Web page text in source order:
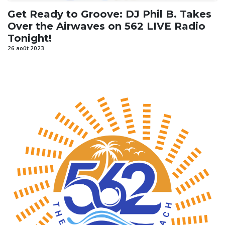
Get Ready to Groove: DJ Phil B. Takes
Over the Airwaves on 562 LIVE Radio
Tonight!
26 août 2023